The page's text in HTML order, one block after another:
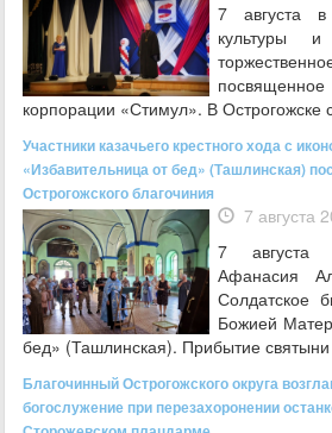
7 августа
культуры и
корпорации «Стимул». В Острогожске
Участники казачьего крестного хода с
«Избавительница от бед» (Ташлинская)
Острогожского благочиния
7 августа
7 августа
Афанасия
Солдатское
Божией
бед» (Ташлинская). Прибытие святыни
Благочинный Острогожского округа
богослужение при перезахоронении